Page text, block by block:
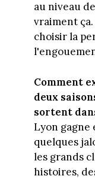
au niveau
vraiment
choisir la
Comment
deux
sortent
Lyon gagne
quelques
les grands
histoires,